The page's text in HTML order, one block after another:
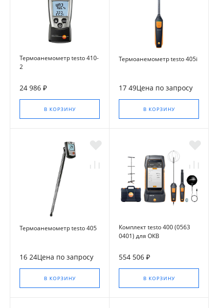
Термоанемометр testo 410-
2
24 986 ₽
В КОРЗИНУ
Термоанемометр testo 405i
17 49Цена по запросу
В КОРЗИНУ
Термоанемометр testo 405
16 24Цена по запросу
В КОРЗИНУ
Комплект testo 400 (0563
0401) для ОКВ
554 506 ₽
В КОРЗИНУ